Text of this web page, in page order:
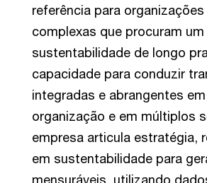
referência para
complexas que procuram
sustentabilidade de longo
capacidade para conduzir
integradas e abrangentes
organização e em múltiplos
empresa articula estratégia,
em sustentabilidade para
mensuráveis, utilizando